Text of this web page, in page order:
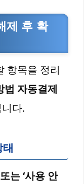
제 후 확
항목을 정리
법 자동결제
다.
는 ‘사용 안